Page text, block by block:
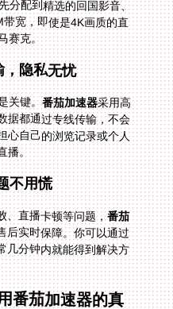
赛克。
，隐私无忧
关键。番茄加速器采用高
强度数据安全加密技术，所有数据都通过专线传输，不会
被第三方窃取或监控。你不用担心自己的浏览记录或个人
播。
不用慌
、直播卡顿等问题，番茄
后实时保障。你可以通过
常几分钟内就能得到解决方
番茄加速器的真